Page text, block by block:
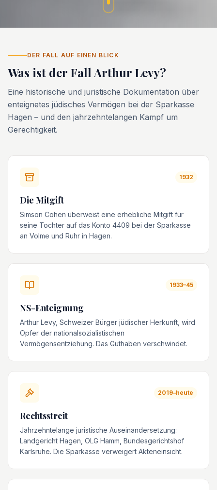
DER FALL AUF EINEN BLICK
Was ist der Fall Arthur Levy?
Eine historische und juristische Dokumentation über
enteignetes jüdisches Vermögen bei der Sparkasse
Hagen – und den jahrzehntelangen Kampf um
Gerechtigkeit.
1932
Die Mitgift
Simson Cohen überweist eine erhebliche Mitgift für
seine Tochter auf das Konto 4409 bei der Sparkasse
an Volme und Ruhr in Hagen.
1933–45
NS-Enteignung
Arthur Levy, Schweizer Bürger jüdischer Herkunft, wird
Opfer der nationalsozialistischen
Vermögensentziehung. Das Guthaben verschwindet.
2019–heute
Rechtsstreit
Jahrzehntelange juristische Auseinandersetzung:
Landgericht Hagen, OLG Hamm, Bundesgerichtshof
Karlsruhe. Die Sparkasse verweigert Akteneinsicht.